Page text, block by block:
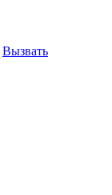
Вызвать